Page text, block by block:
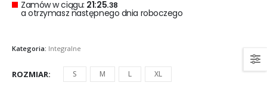
Zamów w ciągu: 21:25.38
a otrzymasz następnego dnia roboczego
Kategoria: Integralne
ROZMIAR S M L XL